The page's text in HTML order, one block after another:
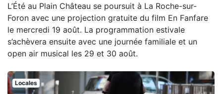
L’Été au Plain Château se poursuit à La Roche-sur-
Foron avec une projection gratuite du film En Fanfare
le mercredi 19 août. La programmation estivale
s’achèvera ensuite avec une journée familiale et un
open air musical les 29 et 30 août.
Locales